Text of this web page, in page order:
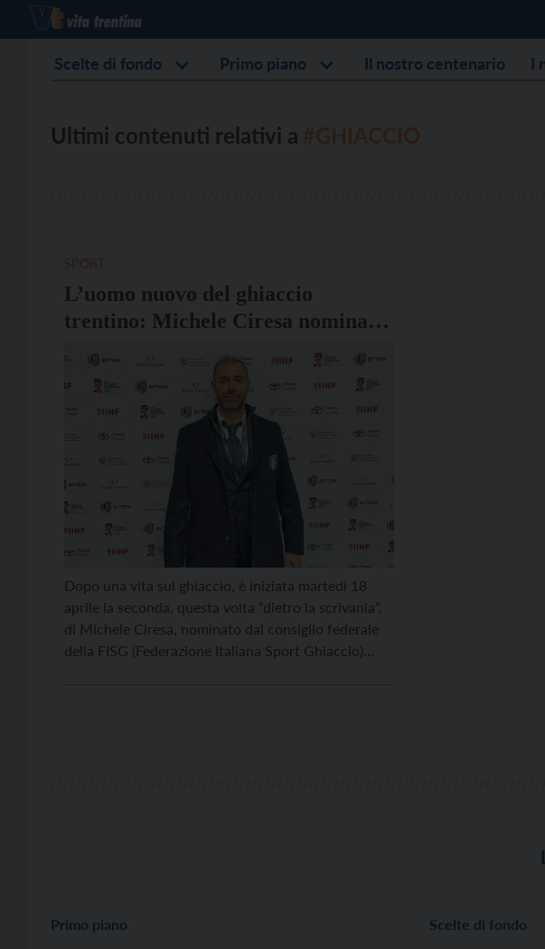
Scelte di fondo Primo piano Il nostro centenario I
Ultimi contenuti relativi a
L’uomo nuovo del ghiaccio
trentino: Michele Ciresa nominato
presidente della Fisg
Dopo una vita sul ghiaccio, è iniziata martedì 18
aprile la seconda, questa volta “dietro la scrivania”,
di Michele Ciresa, nominato dal consiglio federale
della FISG (Federazione Italiana Sport Ghiaccio)
Primo piano
Scelte di fondo